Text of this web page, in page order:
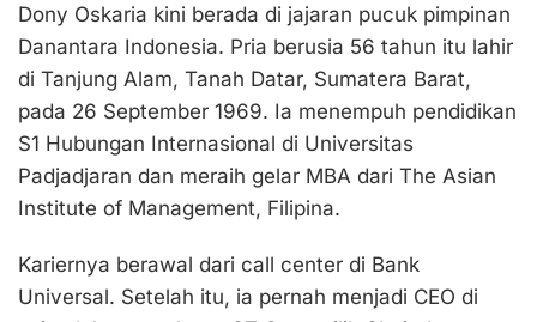
Dony Oskaria kini berada di jajaran pucuk pimpinan
Danantara Indonesia. Pria berusia 56 tahun itu lahir
di Tanjung Alam, Tanah Datar, Sumatera Barat,
pada 26 September 1969. Ia menempuh pendidikan
S1 Hubungan Internasional di Universitas
Padjadjaran dan meraih gelar MBA dari The Asian
Institute of Management, Filipina.
Kariernya berawal dari call center di Bank
Universal. Setelah itu, ia pernah menjadi CEO di